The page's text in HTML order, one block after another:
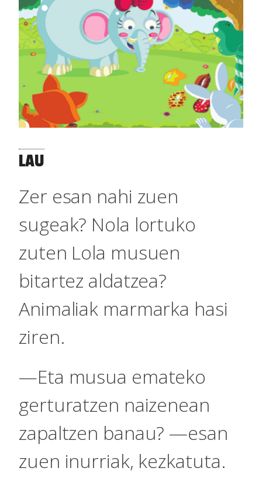
LAU
Zer esan nahi zuen
sugeak? Nola lortuko
zuten Lola musuen
bitartez aldatzea?
Animaliak marmarka hasi
ziren.
—Eta musua emateko
gerturatzen naizenean
zapaltzen banau? —esan
zuen inurriak, kezkatuta.